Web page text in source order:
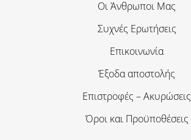
Οι Άνθρωποι Μας
Συχνές Ερωτήσεις
Επικοινωνία
Έξοδα αποστολής
Επιστροφές – Ακυρώσεις
Όροι και Προϋποθέσεις